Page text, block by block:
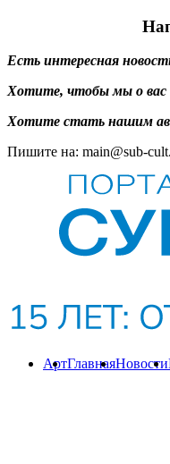
Есть интересная
Хотите, чтобы мы о вас
Хотите стать нашим
Пишите на: main@sub-
Новости
Главная
Арт